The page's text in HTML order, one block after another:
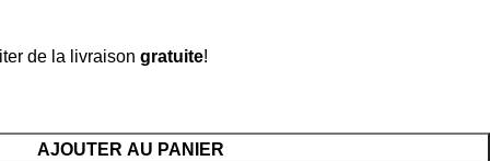
de la livraison gratuite!
AJOUTER AU PANIER